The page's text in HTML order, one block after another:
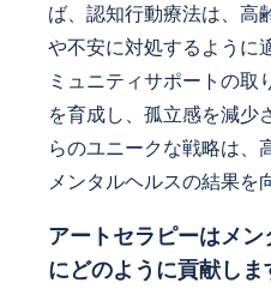
ば、認知行動療法は、高
や不安に対処するように
ミュニティサポートの取
を育成し、孤立感を減少
らのユニークな戦略は、
メンタルヘルスの結果を
アートセラピーはメ
にどのように貢献しま